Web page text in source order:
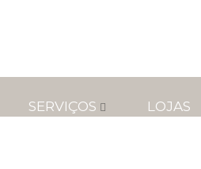
SERVIÇOS LOJAS